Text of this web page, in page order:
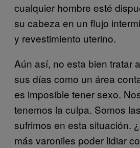
cualquier hombre esté
su cabeza en un flujo
y revestimiento uterino.
Aún así, no esta bien tratar
sus días como un área
es imposible tener sexo.
tenemos la culpa. Somos
sufrimos en esta situación.
más varoniles poder lidiar